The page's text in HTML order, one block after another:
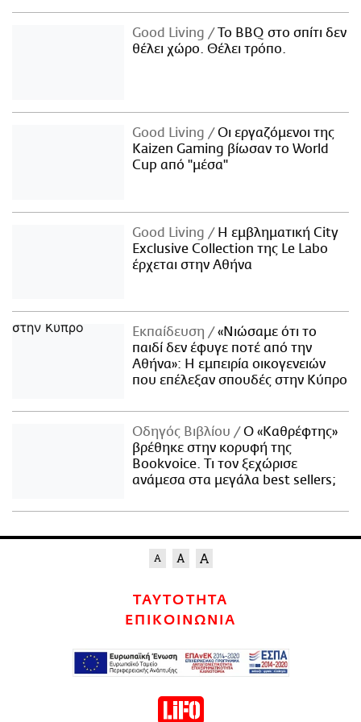
Good Living
Το BBQ στο σπίτι δεν
θέλει χώρο. Θέλει τρόπο.
Good Living
Οι εργαζόμενοι της
Kaizen Gaming βίωσαν το World
Cup από "μέσα"
Good Living
Η εμβληματική City
Exclusive Collection της Le Labo
έρχεται στην Αθήνα
Εκπαίδευση
«Νιώσαμε ότι το
παιδί δεν έφυγε ποτέ από την
Αθήνα»: Η εμπειρία οικογενειών
που επέλεξαν σπουδές στην Κύπρο
Οδηγός Βιβλίου
Ο «Καθρέφτης»
βρέθηκε στην κορυφή της
Bookvoice. Τι τον ξεχώρισε
ανάμεσα στα μεγάλα best sellers;
ΤΑΥΤΟΤΗΤΑ
ΕΠΙΚΟΙΝΩΝΙΑ